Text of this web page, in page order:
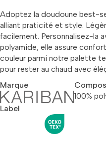
Adoptez la doudoune best-
alliant praticité et style.
facilement. Personnalisez-la
polyamide, elle assure
couleur parmi notre palette
pour rester au chaud avec
Marque
100%
Label